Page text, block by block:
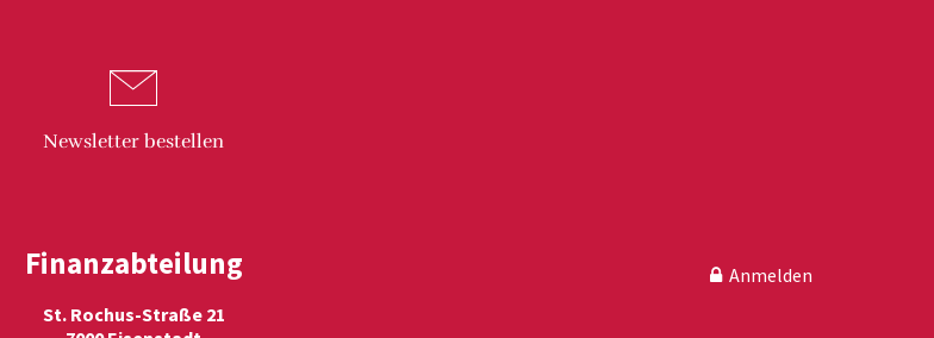
Newsletter bestellen
Finanzabteilung
St. Rochus-Straße 21
Anmelden